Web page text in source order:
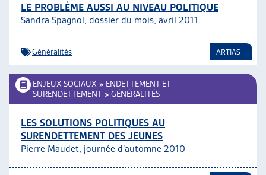
LE PROBLÈME AUSSI AU NIVEAU POLITIQUE
Sandra Spagnol, dossier du mois, avril 2011
Généralités ARTIAS
ENJEUX SOCIAUX » ENDETTEMENT ET
SURENDETTEMENT » GÉNÉRALITÉS
LES SOLUTIONS POLITIQUES AU
SURENDETTEMENT DES JEUNES
Pierre Maudet, journée d’automne 2010